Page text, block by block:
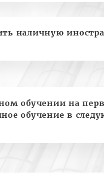
наличную
обучении на
обучение в